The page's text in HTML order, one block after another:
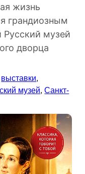
жизнь
грандиозным
Русский музей
дворца
выставки,
музей,Санкт-